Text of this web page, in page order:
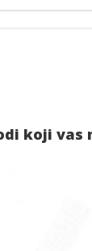
koji vas